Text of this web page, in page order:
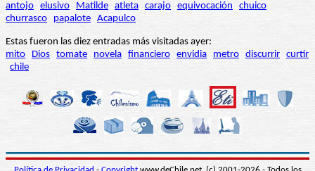
antojo elusivo Matilde atleta carajo equivocación
chuico
churrasco
papalote Acapulco
Estas fueron las diez entradas más visitadas ayer:
mito
Dios tomate novela financiero envidia metro discurrir curtir
chile